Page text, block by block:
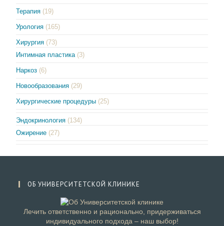
Терапия (19)
Урология (165)
Хирургия (73)
Интимная пластика (3)
Наркоз (6)
Новообразования (29)
Хирургические процедуры (25)
Эндокринология (134)
Ожирение (27)
ОБ УНИВЕРСИТЕТСКОЙ КЛИНИКЕ
Лечить ответственно и рационально, придерживаться
индивидуального подхода – наш выбор!